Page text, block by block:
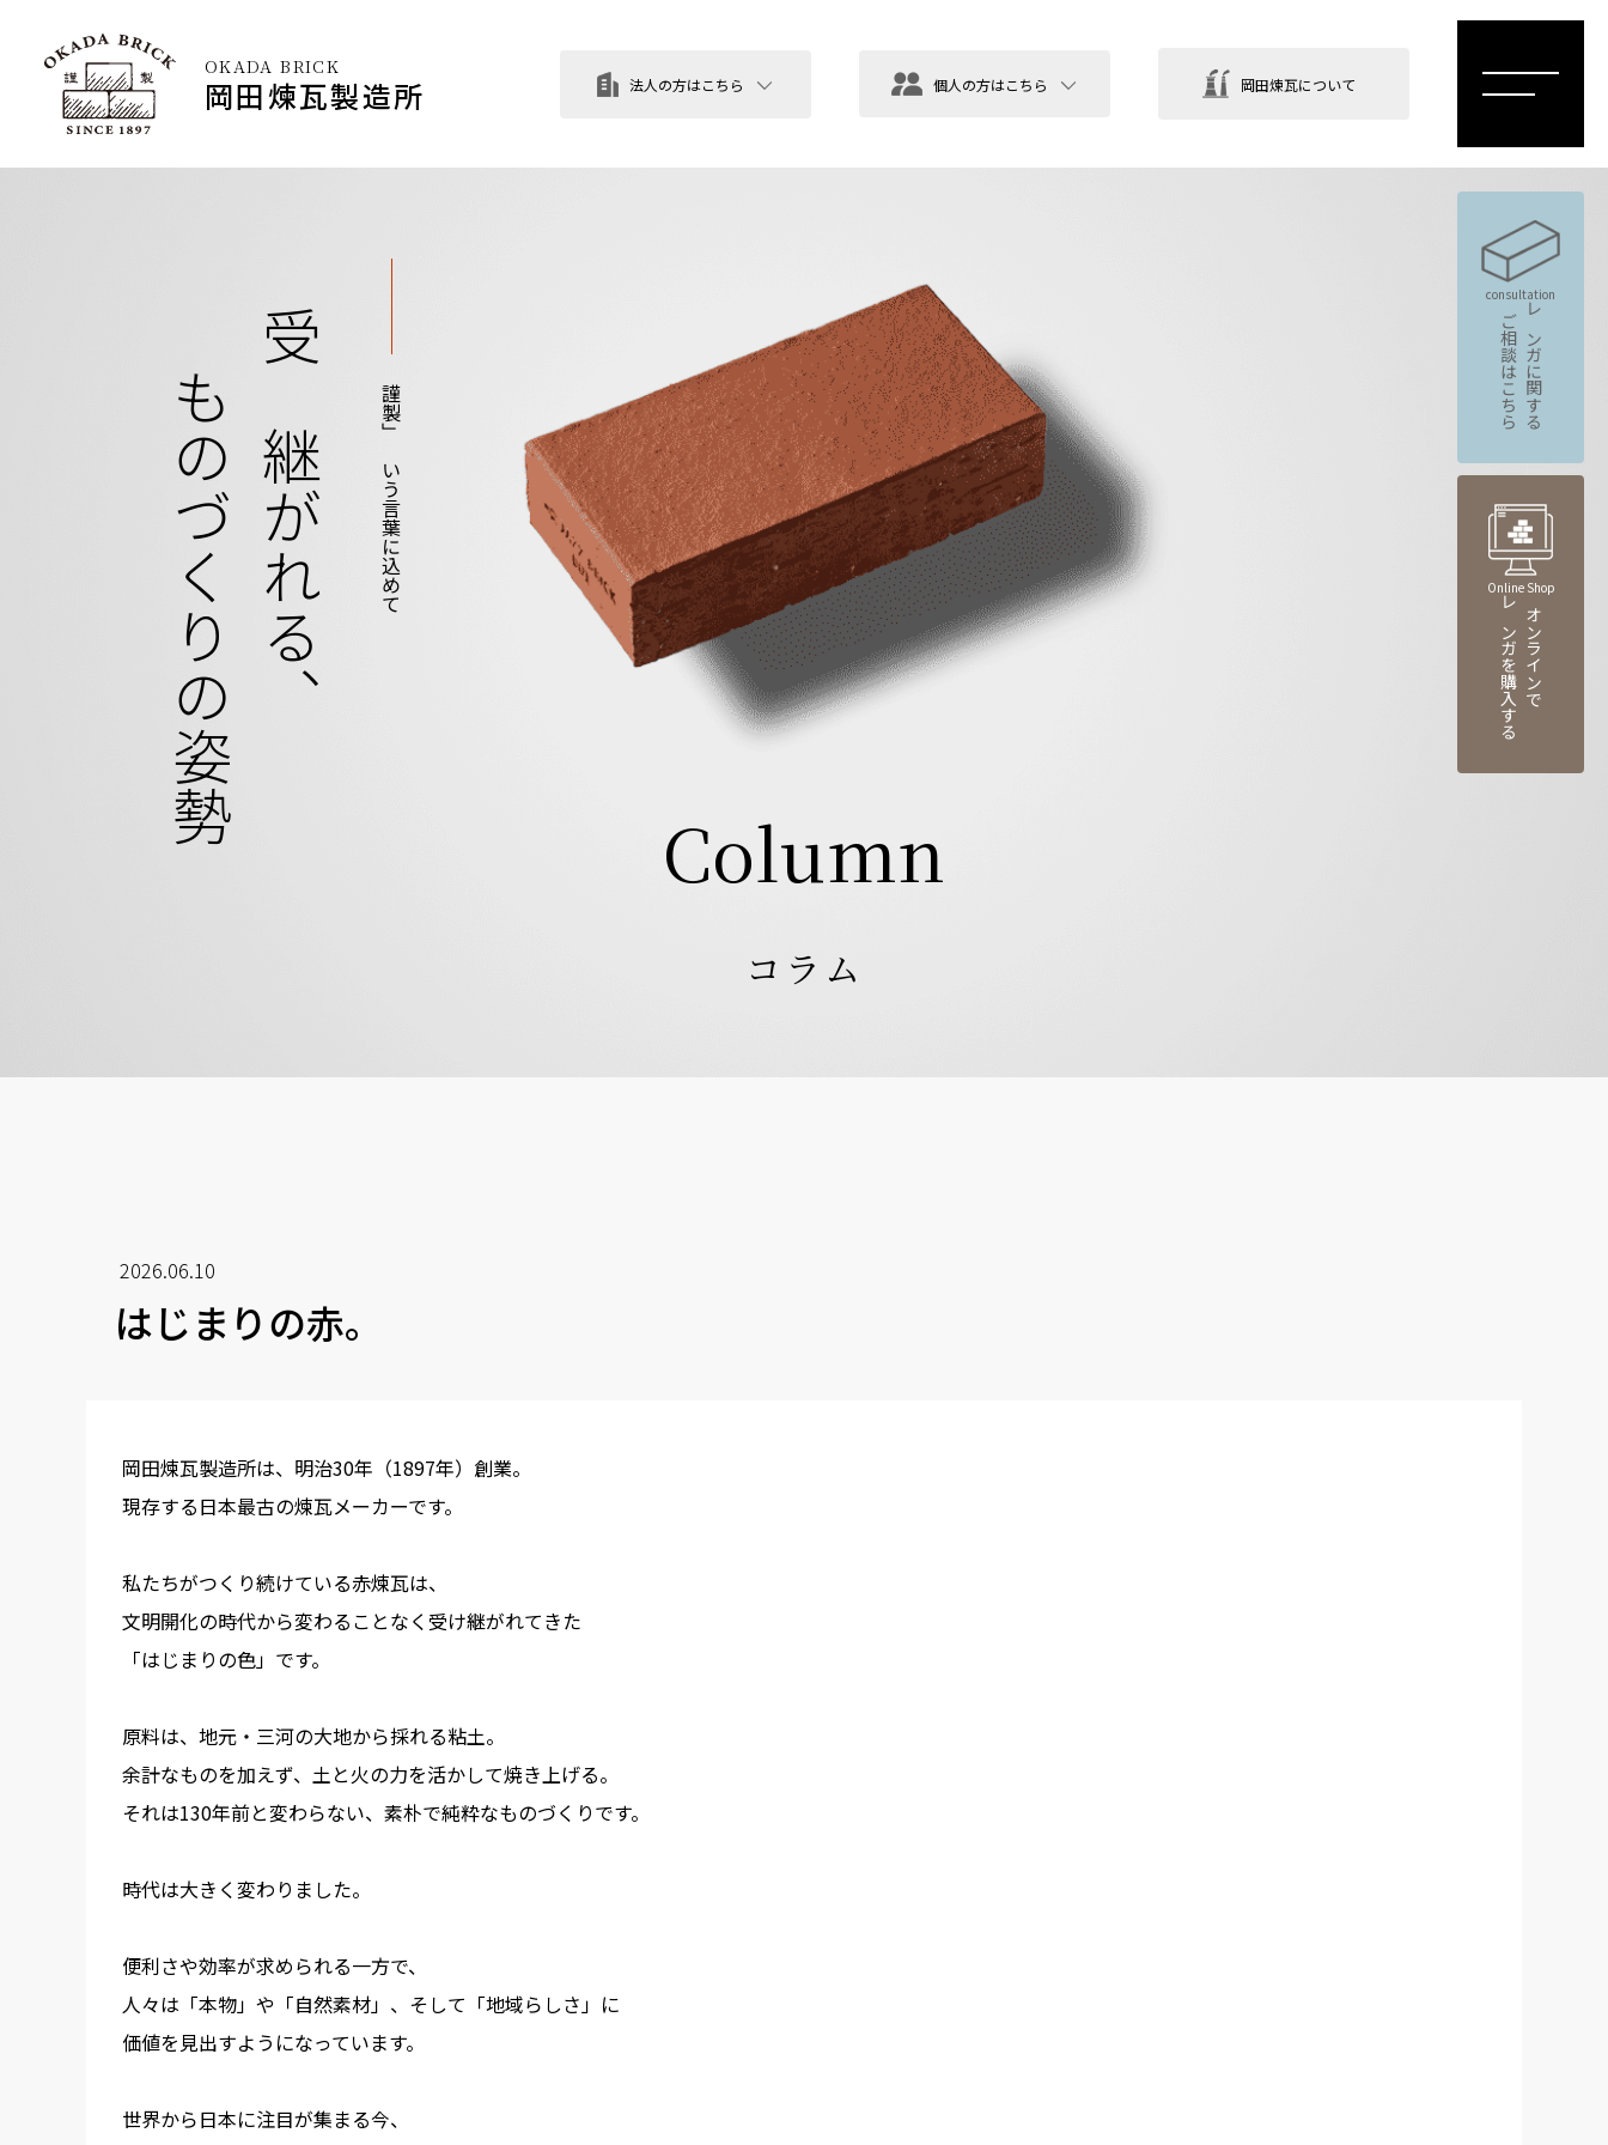
OKADA BRICK
岡田煉瓦製造所 法人の方はこちら 個人の方はこちら 岡田煉瓦について
Column
コラム
「謹製」という言葉に込めて
受け継がれる、
ものづくりの姿勢
2026.06.10
はじまりの赤。
岡田煉瓦製造所は、明治30年（1897年）創業。
現存する日本最古の煉瓦メーカーです。
私たちがつくり続けている赤煉瓦は、
文明開化の時代から変わることなく受け継がれてきた
「はじまりの色」です。
原料は、地元・三河の大地から採れる粘土。
余計なものを加えず、土と火の力を活かして焼き上げる。
それは130年前と変わらない、素朴で純粋なものづくりです。
時代は大きく変わりました。
便利さや効率が求められる一方で、
人々は「本物」や「自然素材」、そして「地域らしさ」に
価値を見出すようになっています。
世界から日本に注目が集まる今、
consultation
レンガに関する
ご相談はこちら
Online Shop
オンラインで
レンガを購入する